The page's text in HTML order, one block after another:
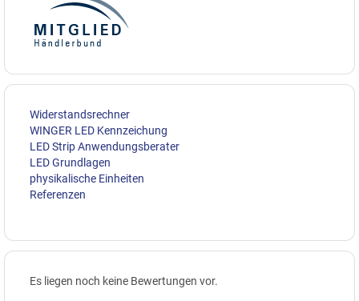
Widerstandsrechner
WINGER LED Kennzeichung
LED Strip Anwendungsberater
LED Grundlagen
physikalische Einheiten
Referenzen
Es liegen noch keine Bewertungen vor.